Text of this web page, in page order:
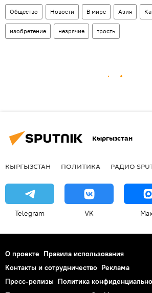
Общество Новости В мире Азия
изобретение незрячие трость
Кыргызстан
КЫРГЫЗСТАН ПОЛИТИКА РАДИО
Telegram VK
О проекте Правила использования
Контакты и сотрудничество Реклама
Пресс-релизы Политика